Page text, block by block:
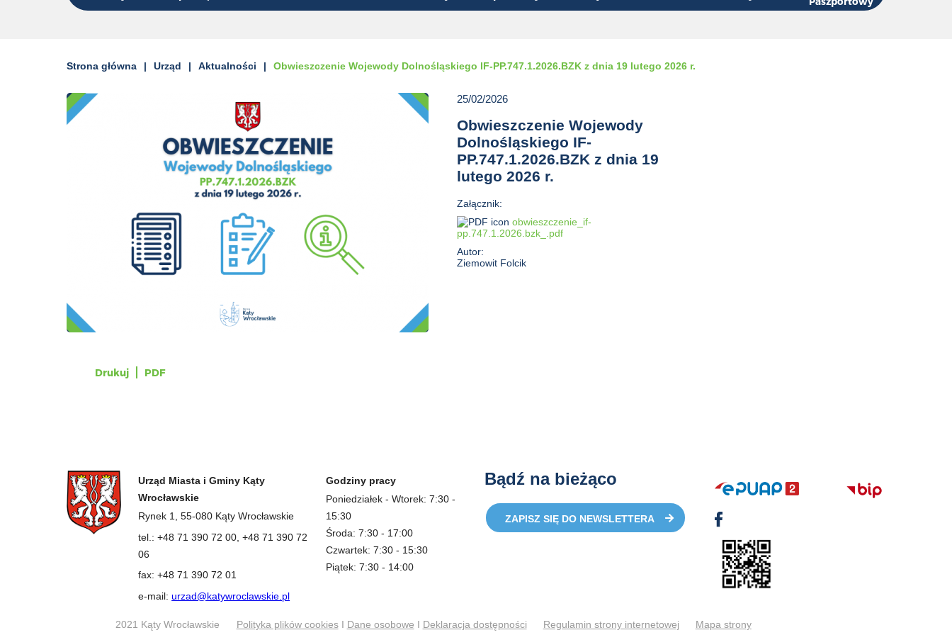
Strona główna Urząd Aktualności Obwieszczenie Wojewody Dolnośląskiego IF-PP.747.1.2026.BZK z dnia 19 lutego 2026 r.
25/02/2026
Obwieszczenie Wojewody
Dolnośląskiego IF-
PP.747.1.2026.BZK z dnia 19
lutego 2026 r.
Załącznik:
obwieszczenie_if-
pp.747.1.2026.bzk_.pdf
Autor:
Ziemowit Folcik
Drukuj PDF
Urząd Miasta i Gminy Kąty
Wrocławskie
Rynek 1, 55-080 Kąty Wrocławskie
tel.: +48 71 390 72 00, +48 71 390 72
06
fax: +48 71 390 72 01
e-mail:urzad@katywroclawskie.pl
Godziny pracy
Poniedziałek - Wtorek: 7:30 -
15:30
Środa: 7:30 - 17:00
Czwartek: 7:30 - 15:30
Piątek: 7:30 - 14:00
Bądź na bieżąco
ZAPISZ SIĘ DO NEWSLETTERA
2021 Kąty Wrocławskie Polityka plików cookiesI Dane osobowe I Deklaracja dostępności Regulamin strony internetowej Mapa strony